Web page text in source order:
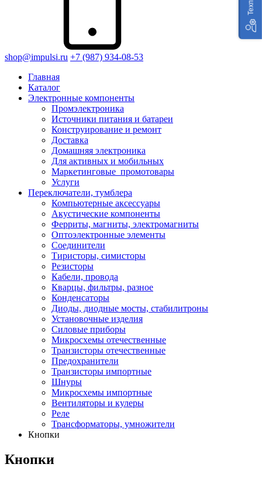
shop@impulsi.ru +7 (987) 934-08-53
Главная
Каталог
Электронные компоненты
Промэлектроника
Источники питания и батареи
Конструирование и ремонт
Доставка
Домашняя электроника
Для активных и мобильных
Маркетинговые_промотовары
Услуги
Переключатели, тумблера
Компьютерные аксессуары
Акустические компоненты
Ферриты, магниты, электромагниты
Оптоэлектронные элементы
Соединители
Тиристоры, симисторы
Резисторы
Кабели, провода
Кварцы, фильтры, разное
Конденсаторы
Диоды, диодные мосты, стабилитроны
Установочные изделия
Силовые приборы
Микросхемы отечественные
Транзисторы отечественные
Предохранители
Транзисторы импортные
Шнуры
Микросхемы импортные
Вентиляторы и кулеры
Реле
Трансформаторы, умножители
Кнопки
Кнопки